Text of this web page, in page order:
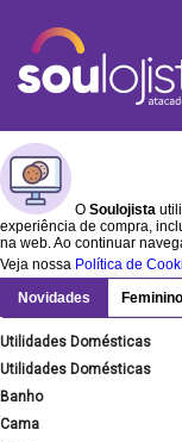
O Soulojista
experiência de compra,
na web. Ao continuar
Veja nossa Política de
Novidades Feminino
Utilidades Domésticas
Utilidades Domésticas
Banho
Cama